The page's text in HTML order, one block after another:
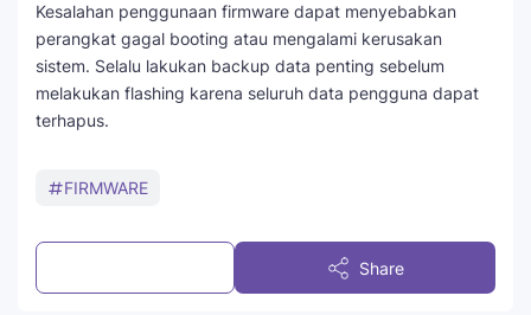
Kesalahan penggunaan firmware dapat menyebabkan
perangkat gagal booting atau mengalami kerusakan
sistem. Selalu lakukan backup data penting sebelum
melakukan flashing karena seluruh data pengguna dapat
terhapus.
FIRMWARE
Share